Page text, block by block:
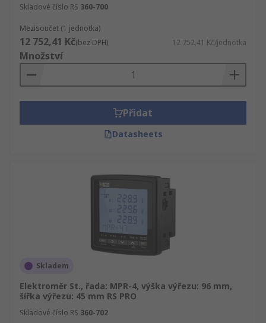
Skladové číslo RS 360-700
Mezisoučet (1 jednotka)
12 752,41 Kč(bez DPH) 12 752,41 Kč/jednotka
Množství
Přidat
Datasheets
Skladem
Elektroměr St., řada: MPR-4, výška výřezu: 96 mm,
šířka výřezu: 45 mm RS PRO
Skladové číslo RS 360-702